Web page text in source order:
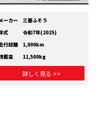
ーカー
三菱ふそう
式
令和7年(2025)
行距離
1,000km
載量
11,500kg
詳しく見る >>